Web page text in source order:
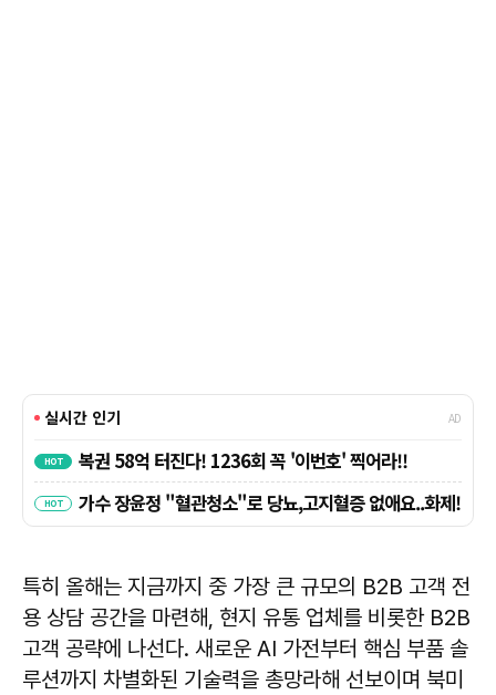
특히 올해는 지금까지 중 가장 큰 규모의 B2B 고객 전
용 상담 공간을 마련해, 현지 유통 업체를 비롯한 B2B
고객 공략에 나선다. 새로운 AI 가전부터 핵심 부품 솔
루션까지 차별화된 기술력을 총망라해 선보이며 북미